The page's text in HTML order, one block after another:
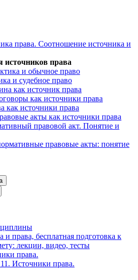
права. Соотношение источника и
источников права
и обычное право
и судебное право
как источник права
как источники права
как источники права
акты как источники права
правовой акт. Понятие и
правовые акты: понятие
и права, бесплатная подготовка к
лекции, видео, тесты
права.
Источники права.